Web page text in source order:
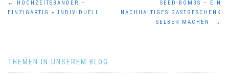
Beitragsnavigation
←
HOCHZEITSBÄNDER –
EINZIGARTIG + INDIVIDUELL
SEED-BOMBS – EIN
NACHHALTIGES GASTGESCHENK
SELBER MACHEN
→
THEMEN IN UNSEREM BLOG